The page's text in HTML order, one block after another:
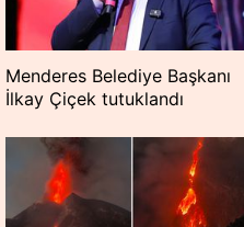
Menderes Belediye Başkanı
İlkay Çiçek tutuklandı